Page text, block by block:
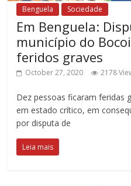
Benguela Sociedade
Em Benguela:
município do
feridos graves
October 27, 2020 2178
Dez pessoas ficaram feridas
em estado crítico, em
por disputa de
Leia mais